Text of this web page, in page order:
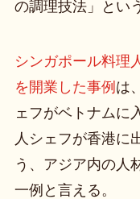
の調理技法」とい
シンガポール料理
を開業した事例 は
ェフがベトナムに
人シェフが香港に
う、アジア内の人
一例と言える。